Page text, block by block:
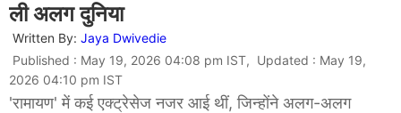
ली अलग दुनिया
Written By: Jaya Dwivedie
Published : May 19, 2026 04:08 pm IST, Updated : May 19,
2026 04:10 pm IST
'रामायण' में कई एक्ट्रेसेज नजर आई थीं, जिन्होंने अलग-अलग